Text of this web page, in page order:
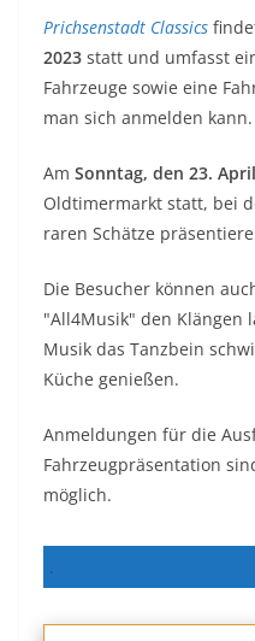
Prichsenstadt Classics
2023 statt und umfasst
Fahrzeuge sowie eine
man sich anmelden kann.
Am Sonntag, den 23.
Oldtimermarkt statt, bei
raren Schätze
Die Besucher können
"All4Musik" den Klängen
Musik das Tanzbein
Küche genießen.
Anmeldungen für die
Fahrzeugpräsentation
möglich.
.